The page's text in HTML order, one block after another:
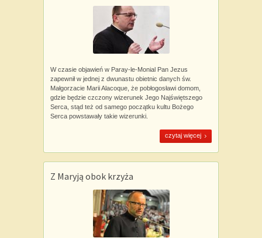
W czasie objawień w Paray-le-Monial Pan Jezus
zapewnił w jednej z dwunastu obietnic danych św.
Małgorzacie Marii Alacoque, że pobłogosławi domom,
gdzie będzie czczony wizerunek Jego Najświętszego
Serca, stąd też od samego początku kultu Bożego
Serca powstawały takie wizerunki.
czytaj więcej
Z Maryją obok krzyża